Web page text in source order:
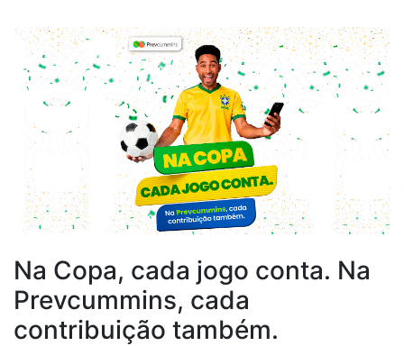
Na Copa, cada jogo conta. Na
Prevcummins, cada
contribuição também.